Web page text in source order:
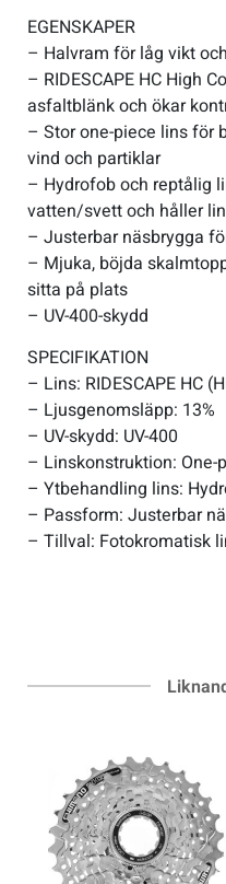
EGENSKAPER
– Halvram för låg vikt
– RIDESCAPE HC High
asfaltblänk och ökar
– Stor one-piece lins för
vind och partiklar
– Hydrofob och reptålig
vatten/svett och håller
– Justerbar näsbrygga
– Mjuka, böjda
sitta på plats
– UV-400-skydd
SPECIFIKATION
– Lins: RIDESCAPE HC
– Ljusgenomsläpp: 13%
– UV-skydd: UV-400
– Linskonstruktion: One-
– Ytbehandling lins:
– Passform: Justerbar
– Tillval: Fotokromatisk